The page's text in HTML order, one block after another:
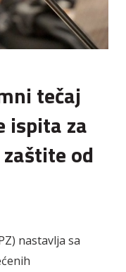
tečaj
ispita za
od
nastavlja sa